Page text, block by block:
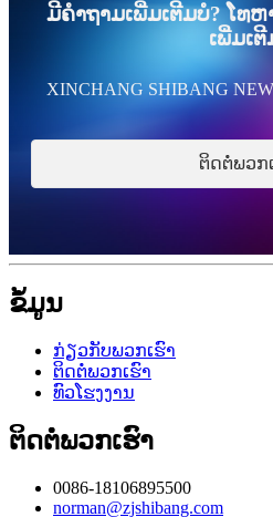
ມີຄຳຖາມເພີ່ມເຕີມບໍ? ໂທ
ເພີ່ມເຕີ
XINCHANG SHIBANG
ຕິດຕໍ່ພວກ
ຂໍ້ມູນ
ກ່ຽວກັບພວກເຮົາ
ຕິດຕໍ່ພວກເຮົາ
ທົວໂຮງງານ
ຕິດຕໍ່ພວກເຮົາ
0086-18106895500
norman@zjshibang.com